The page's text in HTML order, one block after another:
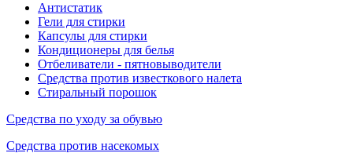
Антистатик
Гели для стирки
Капсулы для стирки
Кондиционеры для белья
Отбеливатели - пятновыводители
Средства против известкового налета
Стиральный порошок
Средства по уходу за обувью
Средства против насекомых